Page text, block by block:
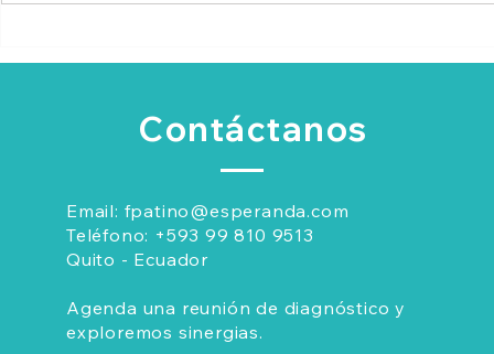
artículos promocionales en
B2B sin
Contáctanos
Email: fpatino@esperanda.com
Teléfono: +593 99 810 9513
Quito - Ecuador
Agenda una reunión de diagnóstico y
exploremos sinergias.